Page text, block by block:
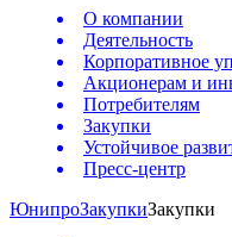
О компании
Деятельность
Корпоративное
Акционерам и
Потребителям
Закупки
Устойчивое
Пресс-центр
ЮнипроЗакупкиЗакупки